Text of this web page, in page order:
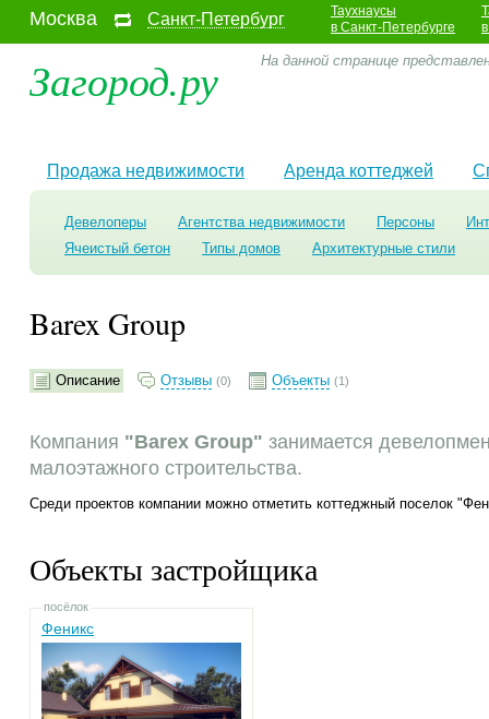
Москва Санкт-Петербург
Таухнаусы
в Санкт-Петербурге
Загород.ру На данной странице
Продажа недвижимости Аренда коттеджей
Девелоперы Агентства недвижимости Персоны
Ячеистый бетон
Типы домов Архитектурные стили
Barex Group
Описание Отзывы (0) Объекты (1)
Компания "Barex Group" занимается
малоэтажного строительства.
Среди проектов компании можно отметить коттеджный поселок
Объекты застройщика
посёлок
Феникс